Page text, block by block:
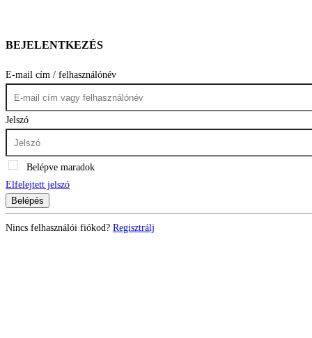
BEJELENTKEZÉS
E-mail cím / felhasználónév
Jelszó
Belépve maradok
Elfelejtett jelszó
Belépés
Nincs felhasználói fiókod? Regisztrálj